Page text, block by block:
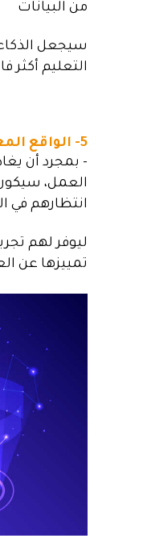
من البيانات
سيجعل
التعليم أكثر
5- الواقع المعزز:
– بمجرد أن
العمل،
انتظارهم في
ليوفر لهم
تمييزها عن